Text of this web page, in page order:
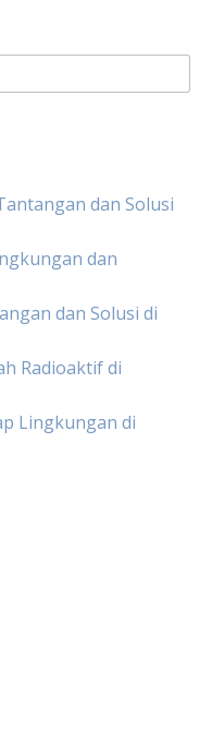
dan Solusi
dan
dan Solusi di
Radioaktif di
Lingkungan di